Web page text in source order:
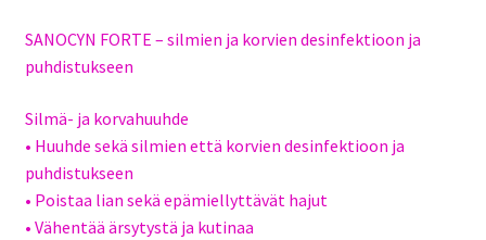
SANOCYN FORTE – silmien ja korvien desinfektioon ja
puhdistukseen
Silmä- ja korvahuuhde
• Huuhde sekä silmien että korvien desinfektioon ja
puhdistukseen
• Poistaa lian sekä epämiellyttävät hajut
• Vähentää ärsytystä ja kutinaa